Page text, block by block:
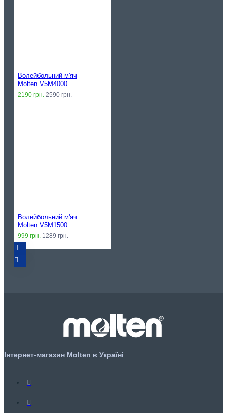
Волейбольний м'яч
Molten V5M4000
2190 грн. 2590 грн.
Волейбольний м'яч
Molten V5M1500
999 грн. 1289 грн.
Інтернет-магазин Molten в Україні